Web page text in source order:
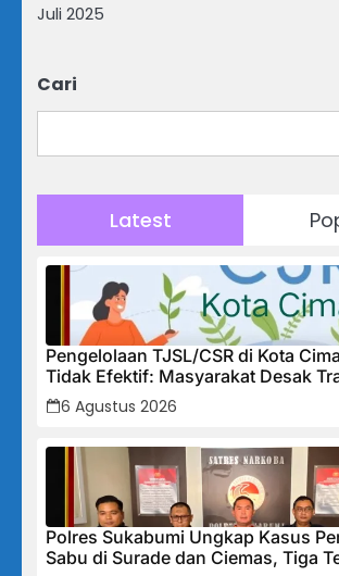
Juli 2025
Cari
Latest
Pengelolaan TJSL/CSR di Kota
Tidak Efektif: Masyarakat Desak
Penuh dan Perbaikan Sistem
6 Agustus 2026
Polres Sukabumi Ungkap Kasus
Sabu di Surade dan Ciemas, Tiga